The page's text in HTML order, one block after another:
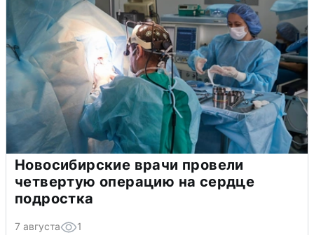
Новосибирские врачи провели
четвертую операцию на сердце
подростка
7 августа 1